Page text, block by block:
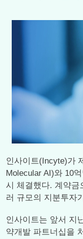
인사이트(Incyte)가
Molecular AI)와 10
시 체결했다. 계약금
러 규모의 지분투자
인사이트는 앞서 지
약개발 파트너십을